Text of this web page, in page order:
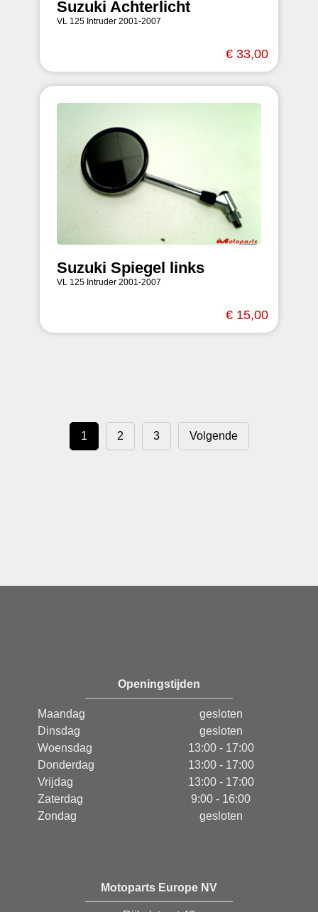
Suzuki Achterlicht
VL 125 Intruder 2001-2007
€ 33,00
Suzuki Spiegel links
VL 125 Intruder 2001-2007
€ 15,00
1 2 3 Volgende
Openingstijden
Maandag
gesloten
Dinsdag
gesloten
Woensdag
13:00 - 17:00
Donderdag
13:00 - 17:00
Vrijdag
13:00 - 17:00
Zaterdag
9:00 - 16:00
Zondag
gesloten
Motoparts Europe NV